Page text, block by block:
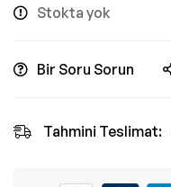
Stokta yok
Bir Soru Sorun
Tahmini Teslimat: